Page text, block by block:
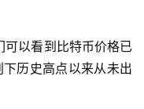
可以看到比特币价格已
历史高点以来从未出